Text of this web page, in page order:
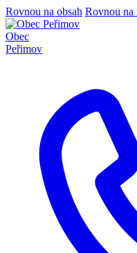
Rovnou na obsah Rovnou na
Obec
Peřimov